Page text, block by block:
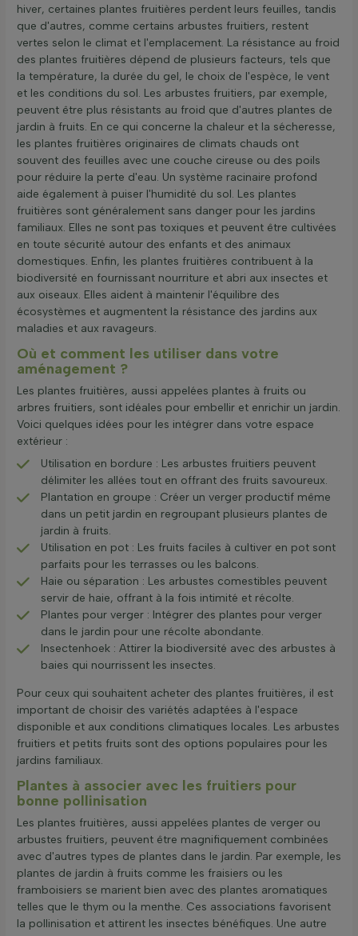
hiver, certaines plantes fruitières perdent leurs feuilles, tandis
que d'autres, comme certains arbustes fruitiers, restent
vertes selon le climat et l'emplacement. La résistance au froid
des plantes fruitières dépend de plusieurs facteurs, tels que
la température, la durée du gel, le choix de l'espèce, le vent
et les conditions du sol. Les arbustes fruitiers, par exemple,
peuvent être plus résistants au froid que d'autres plantes de
jardin à fruits. En ce qui concerne la chaleur et la sécheresse,
les plantes fruitières originaires de climats chauds ont
souvent des feuilles avec une couche cireuse ou des poils
pour réduire la perte d'eau. Un système racinaire profond
aide également à puiser l'humidité du sol. Les plantes
fruitières sont généralement sans danger pour les jardins
familiaux. Elles ne sont pas toxiques et peuvent être cultivées
en toute sécurité autour des enfants et des animaux
domestiques. Enfin, les plantes fruitières contribuent à la
biodiversité en fournissant nourriture et abri aux insectes et
aux oiseaux. Elles aident à maintenir l'équilibre des
écosystèmes et augmentent la résistance des jardins aux
maladies et aux ravageurs.
Où et comment les utiliser dans votre
aménagement ?
Les plantes fruitières, aussi appelées plantes à fruits ou
arbres fruitiers, sont idéales pour embellir et enrichir un jardin.
Voici quelques idées pour les intégrer dans votre espace
extérieur :
Utilisation en bordure : Les arbustes fruitiers peuvent
délimiter les allées tout en offrant des fruits savoureux.
Plantation en groupe : Créer un verger productif même
dans un petit jardin en regroupant plusieurs plantes de
jardin à fruits.
Utilisation en pot : Les fruits faciles à cultiver en pot sont
parfaits pour les terrasses ou les balcons.
Haie ou séparation : Les arbustes comestibles peuvent
servir de haie, offrant à la fois intimité et récolte.
Plantes pour verger : Intégrer des plantes pour verger
dans le jardin pour une récolte abondante.
Insectenhoek : Attirer la biodiversité avec des arbustes à
baies qui nourrissent les insectes.
Pour ceux qui souhaitent acheter des plantes fruitières, il est
important de choisir des variétés adaptées à l'espace
disponible et aux conditions climatiques locales. Les arbustes
fruitiers et petits fruits sont des options populaires pour les
jardins familiaux.
Plantes à associer avec les fruitiers pour
bonne pollinisation
Les plantes fruitières, aussi appelées plantes de verger ou
arbustes fruitiers, peuvent être magnifiquement combinées
avec d'autres types de plantes dans le jardin. Par exemple, les
plantes de jardin à fruits comme les fraisiers ou les
framboisiers se marient bien avec des plantes aromatiques
telles que le thym ou la menthe. Ces associations favorisent
la pollinisation et attirent les insectes bénéfiques. Une autre